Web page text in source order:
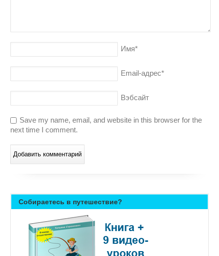
Имя*
Email-адрес*
Вэбсайт
Save my name, email, and website in this browser for the
next time I comment.
Собираетесь в путешествие?